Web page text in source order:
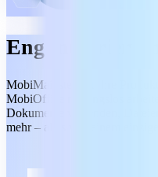
Eng integriert
MobiMail steigert Ihre
MobiOffice reibungslos
Dokumente versenden,
mehr – alles von einem